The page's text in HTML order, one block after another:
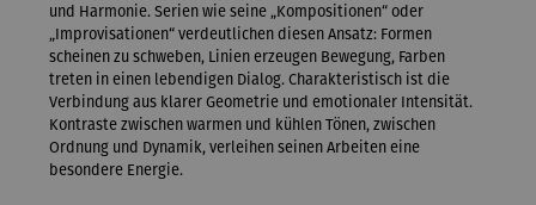
und Harmonie. Serien wie seine „Kompositionen“ oder
„Improvisationen“ verdeutlichen diesen Ansatz: Formen
scheinen zu schweben, Linien erzeugen Bewegung, Farben
treten in einen lebendigen Dialog. Charakteristisch ist die
Verbindung aus klarer Geometrie und emotionaler Intensität.
Kontraste zwischen warmen und kühlen Tönen, zwischen
Ordnung und Dynamik, verleihen seinen Arbeiten eine
besondere Energie.